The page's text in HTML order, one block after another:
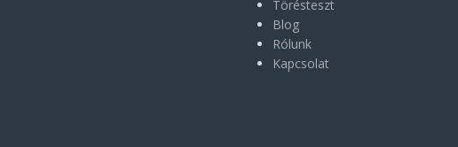
Törésteszt
Blog
Rólunk
Kapcsolat